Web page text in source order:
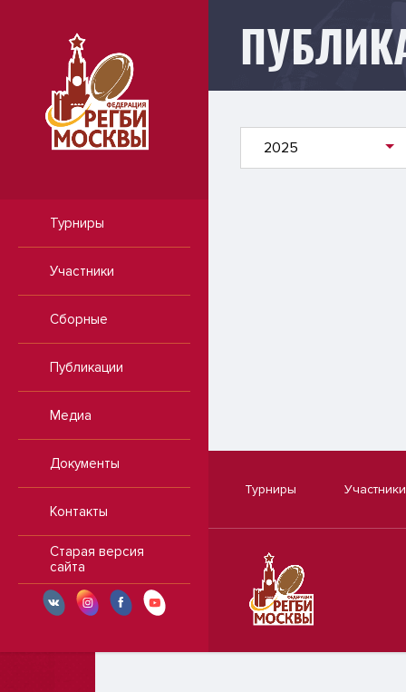
Турниры
Участники
Сборные
Публикации
Медиа
Документы
Контакты
Старая версия
сайта
Публикации
2025
Турниры Участники